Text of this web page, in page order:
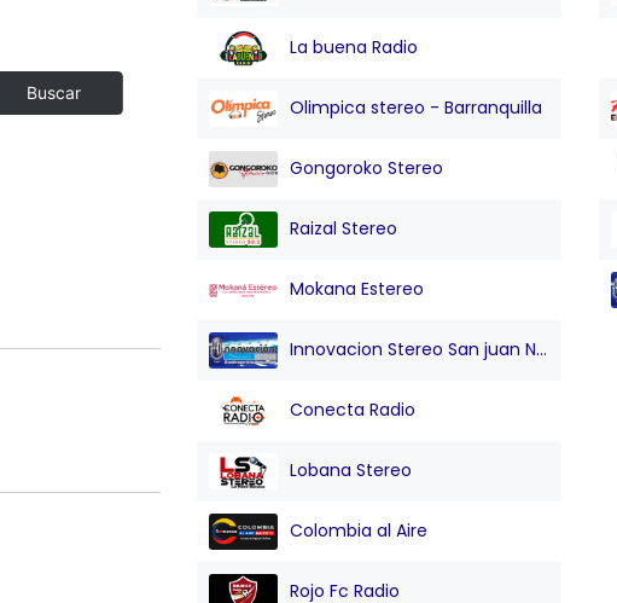
Buscar
La buena Radio
Olimpica stereo - Barranquilla
Gongoroko Stereo
Raizal Stereo
Mokana Estereo
Innovacion Stereo San juan Nepo
Conecta Radio
Lobana Stereo
Colombia al Aire
Rojo Fc Radio